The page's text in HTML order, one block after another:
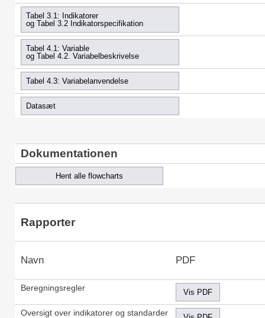
Tabel 3.1: Indikatorer
og Tabel 3.2 Indikatorspecifikation
Tabel 4.1: Variable
og Tabel 4.2. Variabelbeskrivelse
Tabel 4.3: Variabelanvendelse
Datasæt
Dokumentationen
Rapporter
Navn PDF
Beregningsregler
Oversigt over indikatorer og standarder